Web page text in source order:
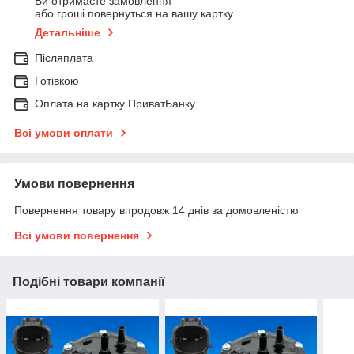
або гроші повернуться на вашу картку
Детальніше
Післяплата
Готівкою
Оплата на картку ПриватБанку
Всі умови оплати
Умови повернення
Повернення товару впродовж 14 днів за домовленістю
Всі умови повернення
Подібні товари компанії